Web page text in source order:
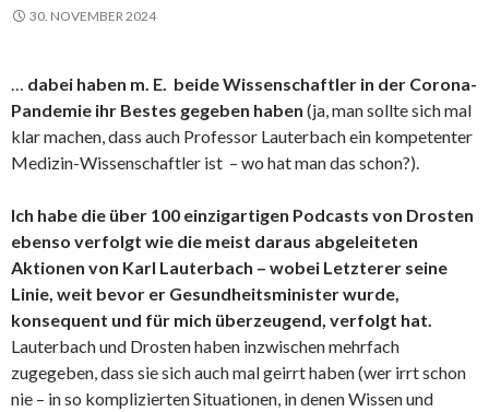
30. NOVEMBER 2024
… dabei haben m. E. beide Wissenschaftler in der Corona-
Pandemie ihr Bestes gegeben haben (ja, man sollte sich mal
klar machen, dass auch Professor Lauterbach ein kompetenter
Medizin-Wissenschaftler ist – wo hat man das schon?).
Ich habe die über 100 einzigartigen Podcasts von Drosten
ebenso verfolgt wie die meist daraus abgeleiteten
Aktionen von Karl Lauterbach – wobei Letzterer seine
Linie, weit bevor er Gesundheitsminister wurde,
konsequent und für mich überzeugend, verfolgt hat.
Lauterbach und Drosten haben inzwischen mehrfach
zugegeben, dass sie sich auch mal geirrt haben (wer irrt schon
nie – in so komplizierten Situationen, in denen Wissen und